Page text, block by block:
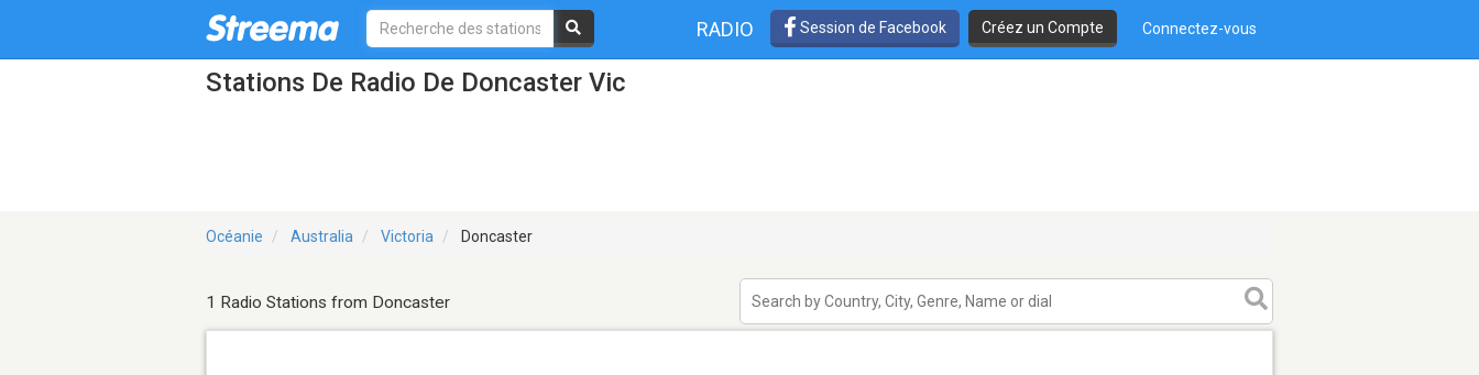
RADIO Session de Facebook Créez un Compte Connectez-vous
Stations De Radio De Doncaster Vic
Océanie Australia Victoria Doncaster
1 Radio Stations from Doncaster